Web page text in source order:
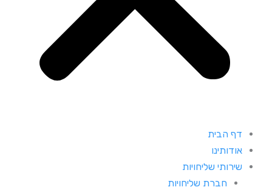
דף הבית
אודותינו
שירותי שליחויות
חברת שליחויות